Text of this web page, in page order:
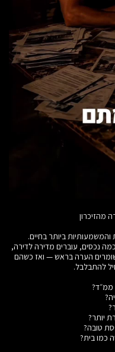
מהזיכרון
ביותר בחיים.
נכסים, עוברים מדירה לדירה,
הערה בראש — ואז כשהם
להתבלבל.
ממ״ד?
יותר?
טובה?
כמו בית?